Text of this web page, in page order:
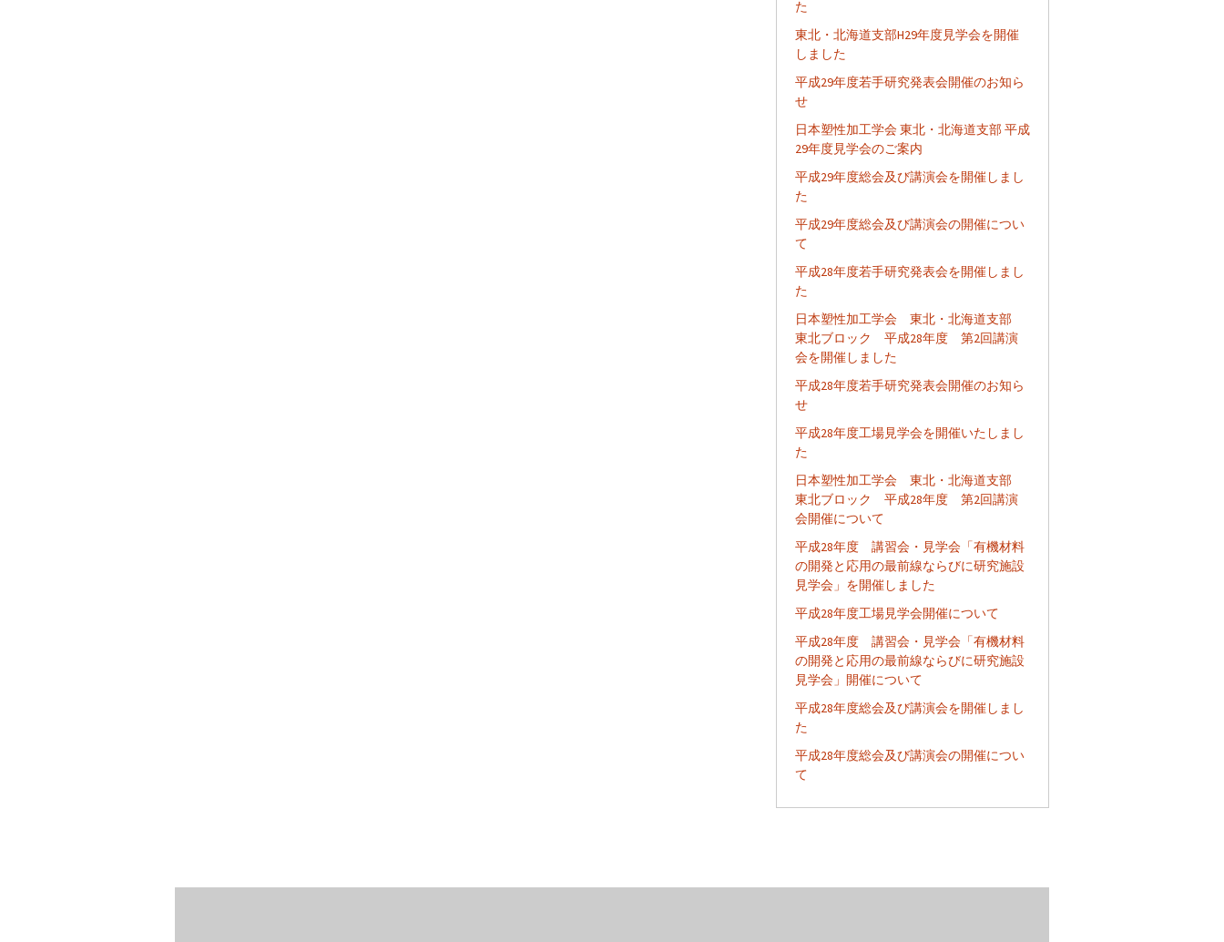
た
東北・北海道支部H29年度見学会を開催
しました
平成29年度若手研究発表会開催のお知ら
せ
日本塑性加工学会 東北・北海道支部 平成
29年度見学会のご案内
平成29年度総会及び講演会を開催しまし
た
平成29年度総会及び講演会の開催につい
て
平成28年度若手研究発表会を開催しまし
た
日本塑性加工学会 東北・北海道支部
東北ブロック 平成28年度 第2回講演
会を開催しました
平成28年度若手研究発表会開催のお知ら
せ
平成28年度工場見学会を開催いたしまし
た
日本塑性加工学会 東北・北海道支部
東北ブロック 平成28年度 第2回講演
会開催について
平成28年度 講習会・見学会「有機材料
の開発と応用の最前線ならびに研究施設
見学会」を開催しました
平成28年度工場見学会開催について
平成28年度 講習会・見学会「有機材料
の開発と応用の最前線ならびに研究施設
見学会」開催について
平成28年度総会及び講演会を開催しまし
た
平成28年度総会及び講演会の開催につい
て